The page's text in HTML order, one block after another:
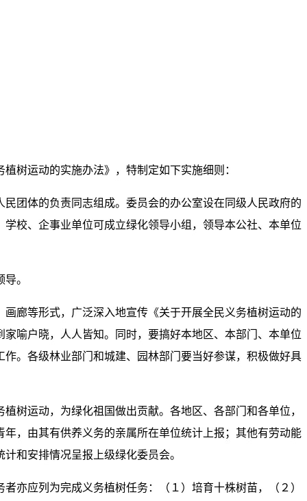
树运动的实施办法》，特制定如下实施细则：
团体的负责同志组成。委员会的办公室设在同级人民政府的
校、企事业单位可成立绿化领导小组，领导本公社、本单位
。
廊等形式，广泛深入地宣传《关于开展全民义务植树运动的
喻户晓，人人皆知。同时，要搞好本地区、本部门、本单位
。各级林业部门和城建、园林部门要当好参谋，积极做好具
树运动，为绿化祖国做出贡献。各地区、各部门和各单位，
，由其有供养义务的亲属所在单位统计上报；其他有劳动能
和安排情况呈报上级绿化委员会。
亦应列为完成义务植树任务：（１）培育十株树苗，（２）